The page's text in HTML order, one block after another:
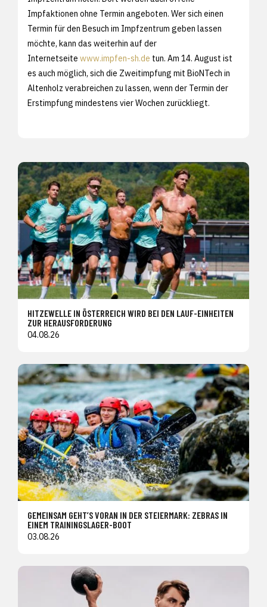
Impfaktionen ohne Termin angeboten. Wer sich einen
Termin für den Besuch im Impfzentrum geben lassen
möchte, kann das weiterhin auf der
Internetseite www.impfen-sh.de tun. Am 14. August ist
es auch möglich, sich die Zweitimpfung mit BioNTech in
Altenholz verabreichen zu lassen, wenn der Termin der
Erstimpfung mindestens vier Wochen zurückliegt.
HITZEWELLE IN ÖSTERREICH WIRD BEI DEN LAUF-EINHEITEN
ZUR HERAUSFORDERUNG
04.08.26
GEMEINSAM GEHT’S VORAN IN DER STEIERMARK: ZEBRAS IN
EINEM TRAININGSLAGER-BOOT
03.08.26